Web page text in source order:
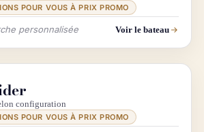
POUR VOUS À PRIX PROMO
personnalisée Voir le bateau
configuration
POUR VOUS À PRIX PROMO